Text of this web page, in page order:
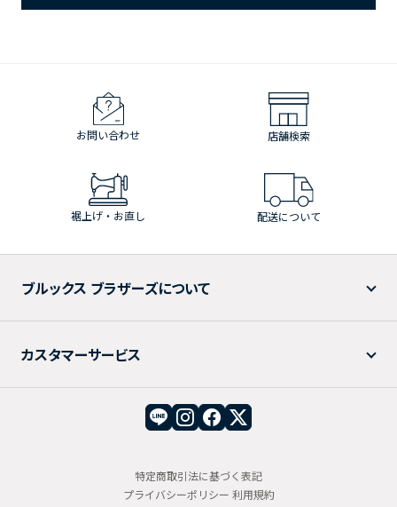
お問い合わせ 店舗検索
裾上げ・お直し 配送について
ブルックス ブラザーズについて
カスタマーサービス
特定商取引法に基づく表記
プライバシーポリシー 利用規約